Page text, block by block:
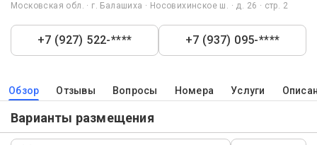
Московская обл. · г. Балашиха · Носовихинское ш. · д. 26 · стр. 2
+7 (927) 522-**** +7 (937) 095-****
Обзор Отзывы Вопросы Номера Услуги
Варианты размещения